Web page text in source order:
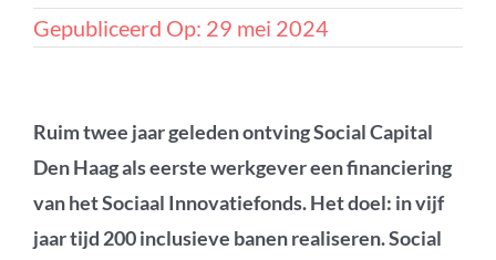
Gepubliceerd Op: 29 mei 2024
Ruim twee jaar geleden ontving Social Capital
Den Haag als eerste werkgever een financiering
van het Sociaal Innovatiefonds. Het doel: in vijf
jaar tijd 200 inclusieve banen realiseren. Social